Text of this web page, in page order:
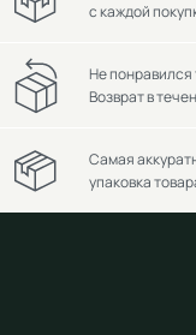
с каждой
Не понравился
Возврат в
Самая
упаковка